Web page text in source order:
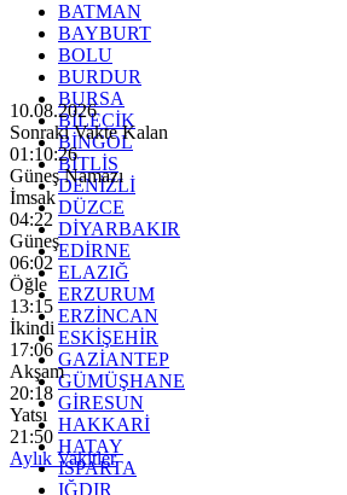
BATMAN
BAYBURT
BOLU
BURDUR
BURSA
BİLECİK
BİNGÖL
BİTLİS
DENİZLİ
DÜZCE
DİYARBAKIR
EDİRNE
ELAZIĞ
ERZURUM
ERZİNCAN
ESKİŞEHİR
GAZİANTEP
GÜMÜŞHANE
GİRESUN
HAKKARİ
HATAY
ISPARTA
IĞDIR
10.08.2026
Sonraki Vakte Kalan
01:10:24
Güneş Namazı
İmsak
04:22
Güneş
06:02
Öğle
13:15
İkindi
17:06
Akşam
20:18
Yatsı
21:50
Aylık Vakitler